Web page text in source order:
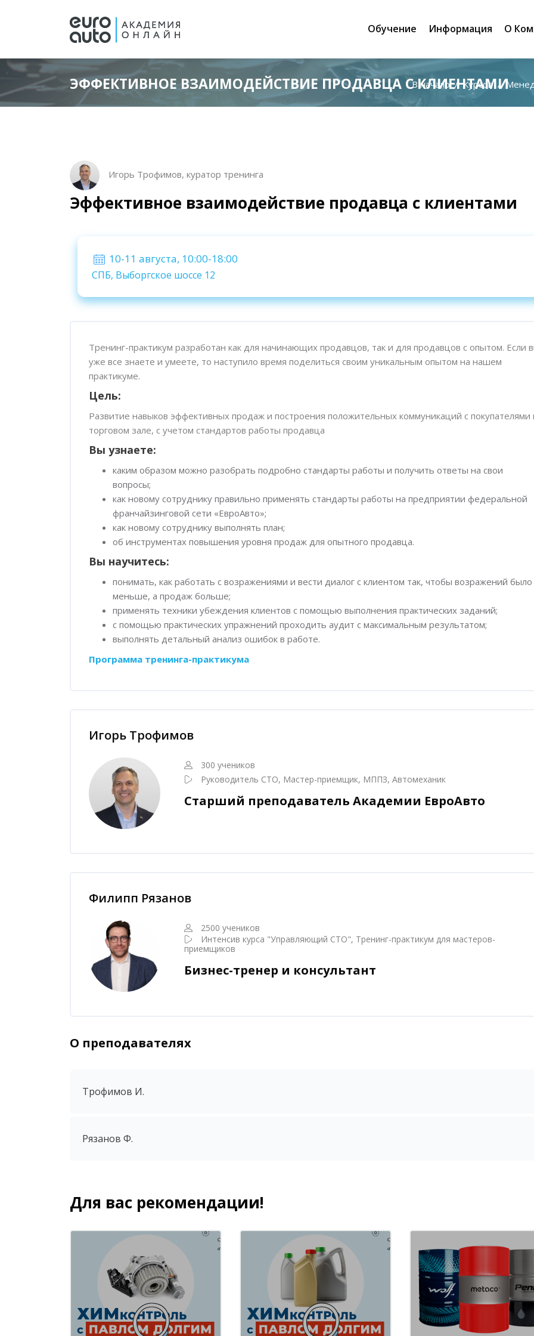
Обучение Информация О
ЭФФЕКТИВНОЕ ВЗАИМОДЕЙСТВИЕ ПРОДАВЦА С КЛИЕНТАМИ
В начало Курсов
Блоки
Пропустить [Cocoon] Описание курса
Игорь Трофимов, куратор тренинга
Эффективное взаимодействие продавца с клиентами
Пропустить [Cocoon] Пользовательский HTML
10-11 августа, 10:00-18:00
СПБ, Выборгское шоссе 12
Тренинг-практикум разработан как для начинающих продавцов, так и для продавцов с опытом. Если
уже все знаете и умеете, то наступило время поделиться своим уникальным опытом на нашем
практикуме.
Цель:
Развитие навыков эффективных продаж и построения положительных коммуникаций с покупателями
торговом зале, с учетом стандартов работы продавца
Вы узнаете:
каким образом можно разобрать подробно стандарты работы и получить ответы на свои
вопросы;
как новому сотруднику правильно применять стандарты работы на предприятии федеральной
франчайзинговой сети «ЕвроАвто»;
как новому сотруднику выполнять план;
об инструментах повышения уровня продаж для опытного продавца.
Вы научитесь:
понимать, как работать с возражениями и вести диалог с клиентом так, чтобы возражений было
меньше, а продаж больше;
применять техники убеждения клиентов с помощью выполнения практических заданий;
с помощью практических упражнений проходить аудит с максимальным результатом;
выполнять детальный анализ ошибок в работе.
Программа тренинга-практикума
Игорь Трофимов
300 учеников
Руководитель СТО, Мастер-приемщик, МППЗ, Автомеханик
Старший преподаватель Академии ЕвроАвто
Филипп Рязанов
2500 учеников
Интенсив курса "Управляющий СТО", Тренинг-практикум для мастеров-
приемщиков
Бизнес-тренер и консультант
Пропустить [Cocoon] Аккордеон
О преподавателях
Трофимов И.
Рязанов Ф.
Пропустить [Cocoon] Похожие курсы
Для вас рекомендации!